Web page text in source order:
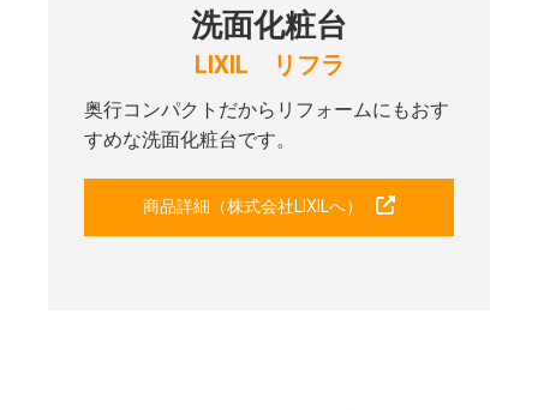
洗面化粧台
LIXIL リフラ
奥行コンパクトだからリフォームにもおす
すめな洗面化粧台です。
商品詳細（株式会社LIXILへ）